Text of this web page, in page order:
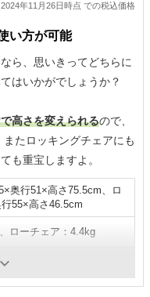
年11月26日時点 での税込価格
い方が可能
ら、思いきってどちらに
はいかがでしょうか？
高さを変えられるので、
たロッキングチェアにも
も重宝しますよ。
奥行51×高さ75.5cm、ロ
55×高さ46.5cm
ローチェア：4.4kg
ラウン